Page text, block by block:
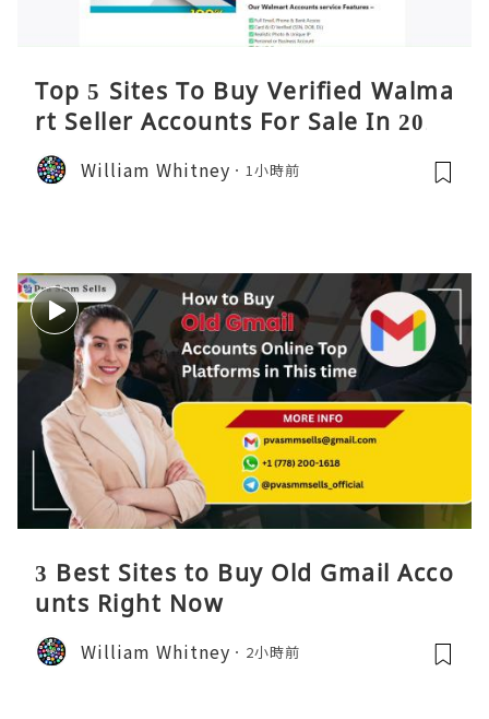
Top 5 Sites To Buy Verified Walma
rt Seller Accounts For Sale In 2026
William Whitney 1小時前
3 Best Sites to Buy Old Gmail Acco
unts Right Now
William Whitney 2小時前